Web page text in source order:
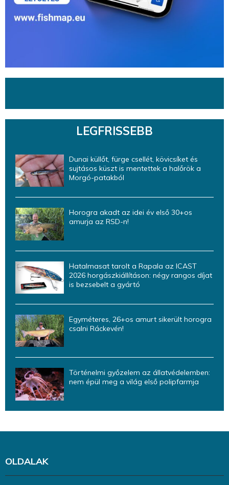
LEGFRISSEBB
Dunai küllőt, fürge csellét, kövicsíket és
sujtásos küszt is mentettek a halőrök a
Morgó-patakból
Horogra akadt az idei év első 30+os
amurja az RSD-n!
Hatalmasat tarolt a Rapala az ICAST
2026 horgászkiállításon: négy rangos díjat
is bezsebelt a gyártó
Egyméteres, 26+os amurt sikerült horogra
csalni Ráckevén!
Történelmi győzelem az állatvédelemben:
nem épül meg a világ első polipfarmja
OLDALAK